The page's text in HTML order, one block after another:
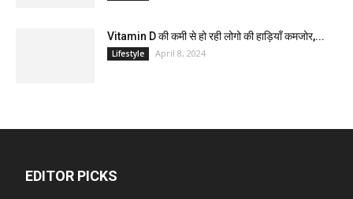
Vitamin D की कमी से हो रही लोगो की हाड़ियाँ कमजोर,...
Lifestyle April 8, 2024
EDITOR PICKS